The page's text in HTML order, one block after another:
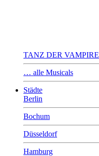
TANZ DER VAMPIRE
… alle Musicals
Städte
Berlin
Bochum
Düsseldorf
Hamburg